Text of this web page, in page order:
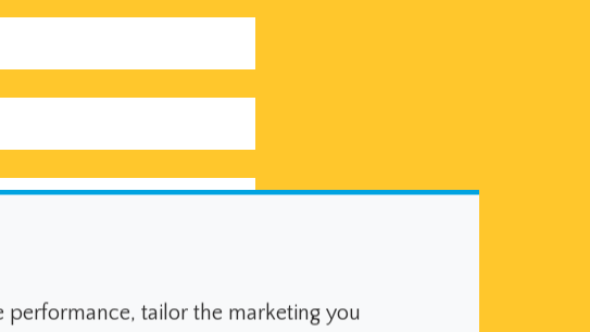
offers from Densitron
tailor the marketing you